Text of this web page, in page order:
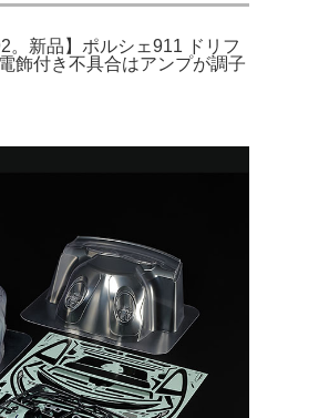
。新品】ポルシェ911 ドリフ
飾付き不具合はアンプが調子